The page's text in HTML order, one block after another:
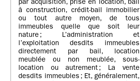
par acquisition, prise en location, bail
à construction, crédit-bail immobilier
ou tout autre moyen, de tous
immeubles quelle que soit leur
nature ; L’administration et
l’exploitation desdits immeubles
directement par bail, location
meublée ou non meublée, sous-
location ou autrement ; La vente
desdits immeubles ; Et, généralement,